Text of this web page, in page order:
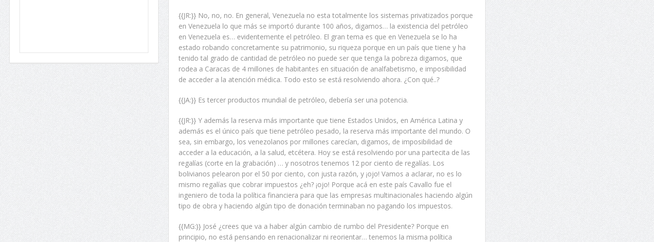
{{JR:}} No, no, no. En general, Venezuela no esta totalmente los sistemas privatizados porque
en Venezuela lo que más se importó durante 100 años, digamos… la existencia del petróleo
en Venezuela es… evidentemente el petróleo. El gran tema es que en Venezuela se lo ha
estado robando concretamente su patrimonio, su riqueza porque en un país que tiene y ha
tenido tal grado de cantidad de petróleo no puede ser que tenga la pobreza digamos, que
rodea a Caracas de 4 millones de habitantes en situación de analfabetismo, e imposibilidad
de acceder a la atención médica. Todo esto se está resolviendo ahora. ¿Con qué..?
{{JA:}} Es tercer productos mundial de petróleo, debería ser una potencia.
{{JR:}} Y además la reserva más importante que tiene Estados Unidos, en América Latina y
además es el único país que tiene petróleo pesado, la reserva más importante del mundo. O
sea, sin embargo, los venezolanos por millones carecían, digamos, de imposibilidad de
acceder a la educación, a la salud, etcétera. Hoy se está resolviendo por una partecita de las
regalías (corte en la grabación) … y nosotros tenemos 12 por ciento de regalías. Los
bolivianos pelearon por el 50 por ciento, con justa razón, y ¡ojo! Vamos a aclarar, no es lo
mismo regalías que cobrar impuestos ¿eh? ¡ojo! Porque acá en este país Cavallo fue el
ingeniero de toda la política financiera para que las empresas multinacionales haciendo algún
tipo de obra y haciendo algún tipo de donación terminaban no pagando los impuestos.
{{MG:}} José ¿crees que va a haber algún cambio de rumbo del Presidente? Porque en
principio, no está pensando en renacionalizar ni reorientar… tenemos la misma política